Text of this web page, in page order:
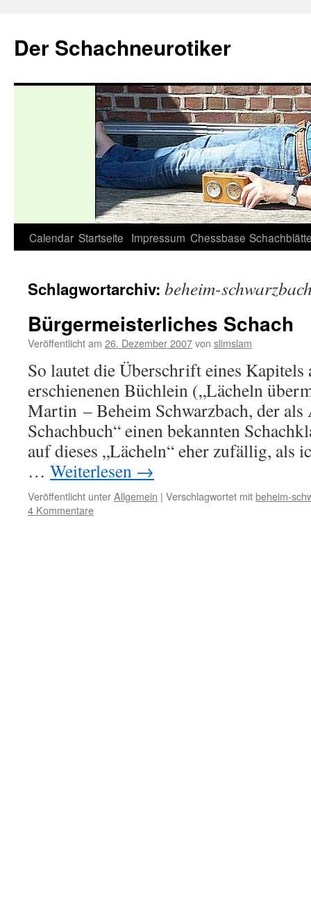
springen
Der Schachneurotiker
Calendar Startseite Impressum Chessbase
Schlagwortarchiv: beheim-
Bürgermeisterliches Schach
Veröffentlicht am 26. Dezember 2007von slimslam
So lautet die Überschrift eines Kapitels
erschienenen Büchlein („Lächeln
Martin – Beheim Schwarzbach, der
Schachbuch“ einen bekannten
auf dieses „Lächeln“ eher zufällig, als
… Weiterlesen →
Veröffentlicht unterAllgemein | Verschlagwortet mitbeheim-
4 Kommentare